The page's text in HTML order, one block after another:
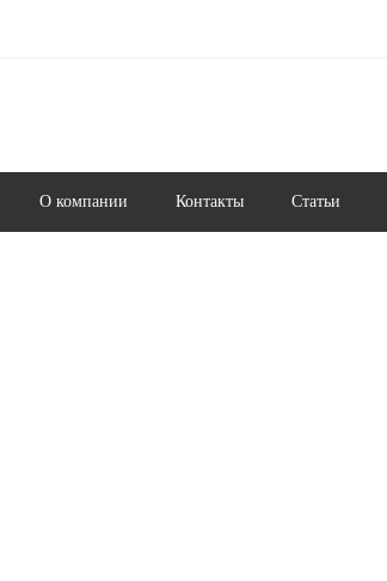
О компании Контакты Статьи